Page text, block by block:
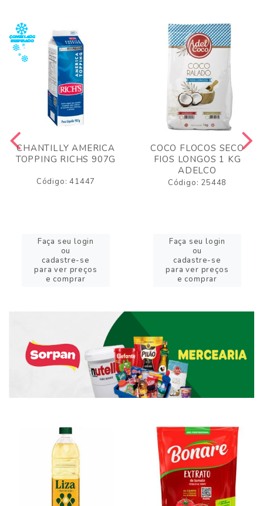
CHANTILLY AMERICA
TOPPING RICHS 907G
Código: 41447
Faça seu login
ou
cadastre-se
para ver preços
e comprar
COCO FLOCOS SECO
FIOS LONGOS 1 KG
ADELCO
Código: 25448
Faça seu login
ou
cadastre-se
para ver preços
e comprar